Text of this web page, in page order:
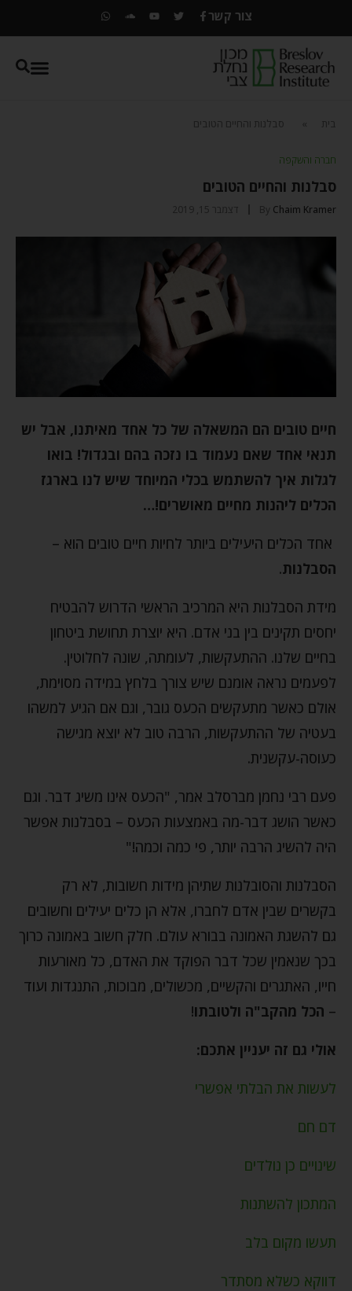
צור קשר
בית סבלנות והחיים הטובים
חברה והשקפה
סבלנות והחיים הטובים
By Chaim Kramer דצמבר 15, 2019
חיים טובים הם המשאלה של כל אחד מאיתנו, אבל יש
תנאי אחד שאם נעמוד בו נזכה בהם ובגדול! בואו
לגלות איך להשתמש בכלי המיוחד שיש לנו בארגז
הכלים ליהנות מחיים מאושרים!…
אחד הכלים היעילים ביותר לחיות חיים טובים הוא –
הסבלנות.
מידת הסבלנות היא המרכיב הראשי הדרוש להבטיח
יחסים תקינים בין בני אדם. היא יוצרת תחושת ביטחון
בחיים שלנו. ההתעקשות, לעומתה, שונה לחלוטין.
לפעמים נראה אומנם שיש צורך בלחץ במידה מסוימת,
אולם כאשר מתעקשים הכעס גובר, וגם אם הגיע למשהו
בעטיה של ההתעקשות, הרבה טוב לא יוצא מגישה
כעוסה-עקשנית.
פעם רבי נחמן מברסלב אמר, "הכעס אינו משיג דבר. וגם
כאשר הושג דבר-מה באמצעות הכעס – בסבלנות אפשר
היה להשיג הרבה יותר, פי כמה וכמה!"
הסבלנות והסובלנות שתיהן מידות חשובות, לא רק
בקשרים שבין אדם לחברו, אלא הן כלים יעילים וחשובים
גם להשגת האמונה בבורא עולם. חלק חשוב באמונה כרוך
בכך שנאמין שכל דבר הפוקד את האדם, כל מאורעות
חייו, האתגרים והקשיים, מכשולים, מבוכות, התנגדות ועוד
– הכל מהקב"ה ולטובתו!
אולי גם זה יעניין אתכם:
לעשות את הבלתי אפשרי
דם חם
שינויים כן נולדים
המתכון להשתנות
תעשו מקום בלב
דווקא כשלא מסתדר